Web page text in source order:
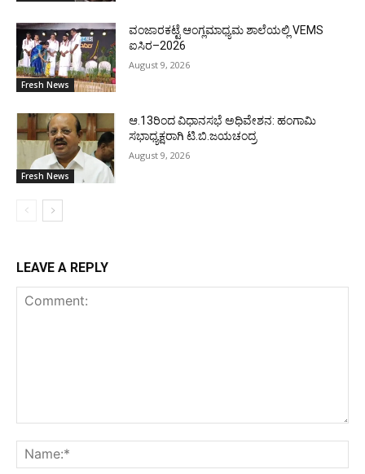
Fresh News
ವಂಜಾರಕಟ್ಟೆ ಆಂಗ್ಲಮಾಧ್ಯಮ ಶಾಲೆಯಲ್ಲಿ VEMS
ಐಸಿರ–2026
August 9, 2026
Fresh News
ಆ.13ರಿಂದ ವಿಧಾನಸಭೆ ಅಧಿವೇಶನ: ಹಂಗಾಮಿ
ಸಭಾಧ್ಯಕ್ಷರಾಗಿ ಟಿ.ಬಿ.ಜಯಚಂದ್ರ
August 9, 2026
LEAVE A REPLY